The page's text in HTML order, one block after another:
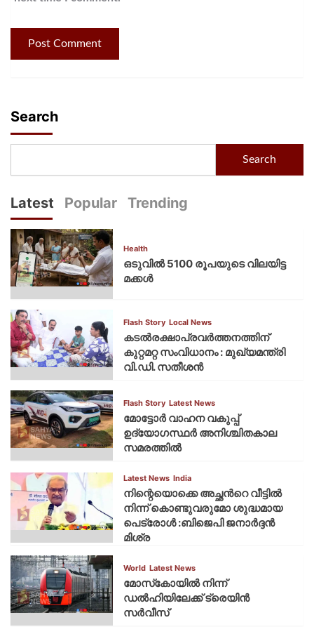
Search
Search
Latest Popular Trending
Health
ഒടുവിൽ 5100 രൂപയുടെ വിലയിട്ട
മക്കൾ
Flash Story Local News
കടല്‍രക്ഷാപ്രവര്‍ത്തനത്തിന്
കുറ്റമറ്റ സംവിധാനം : മുഖ്യമന്ത്രി
വി.ഡി. സതീശന്‍
Flash Story Latest News
മോട്ടോര്‍ വാഹന വകുപ്പ്
ഉദ്യോഗസ്ഥര്‍ അനിശ്ചിതകാല
സമരത്തില്‍
Latest News India
നിന്റെയൊക്കെ അച്ഛൻറെ വീട്ടിൽ
നിന്ന് കൊണ്ടുവരുമോ ശുദ്ധമായ
പെട്രോൾ :ബിജെപി ജനാർദ്ദൻ
മിശ്ര
World Latest News
മോസ്‌കോയില്‍ നിന്ന്
ഡല്‍ഹിയിലേക്ക് ട്രെയിന്‍
സര്‍വീസ്